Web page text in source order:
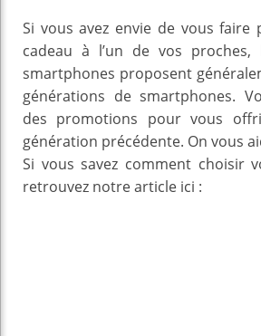
Si vous avez envie de vous faire
cadeau à l’un de vos
smartphones proposent
générations de smartphones.
des promotions pour vous
génération précédente. On vous
Si vous savez comment choisir
retrouvez notre article ici :